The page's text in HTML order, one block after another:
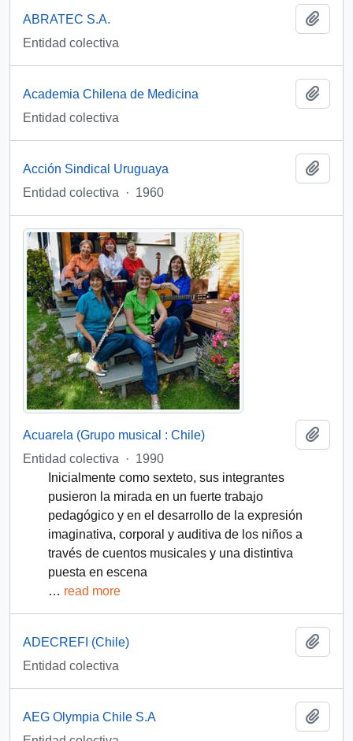
ABRATEC S.A.
Entidad colectiva
Academia Chilena de Medicina
Entidad colectiva
Acción Sindical Uruguaya
Entidad colectiva
· 1960
Acuarela (Grupo musical : Chile)
Entidad colectiva
· 1990
Inicialmente como sexteto, sus integrantes
pusieron la mirada en un fuerte trabajo
pedagógico y en el desarrollo de la expresión
imaginativa, corporal y auditiva de los niños a
través de cuentos musicales y una distintiva
puesta en escena
… read more
ADECREFI (Chile)
Entidad colectiva
AEG Olympia Chile S.A